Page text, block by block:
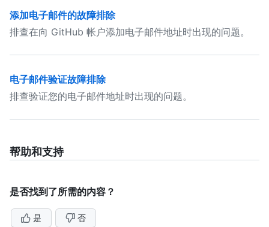
添加电子邮件的故障排除
排查在向 GitHub 帐户添加电子邮件地址时出现的问题。
电子邮件验证故障排除
排查验证您的电子邮件地址时出现的问题。
帮助和支持
是否找到了所需的内容？
是 否